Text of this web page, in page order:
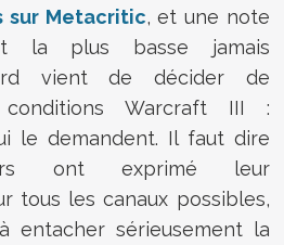
sur Metacritic, et une note
la plus basse jamais
vient de décider de
conditionsWarcraft III :
le demandent. Il faut dire
ont exprimé leur
tous les canaux possibles,
entacher sérieusement la